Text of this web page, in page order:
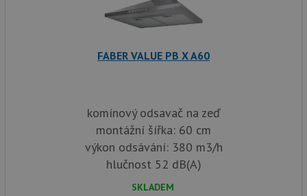
FABER VALUE PB X A60
komínový odsavač na zeď
montážní šířka: 60 cm
výkon odsávání: 380 m3/h
hlučnost 52 dB(A)
SKLADEM